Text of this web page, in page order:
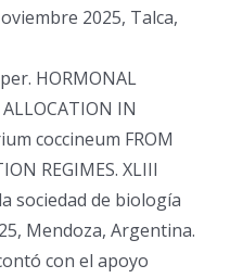
2025, Talca,
HORMONAL
IN
coccineum FROM
REGIMES. XLIII
sociedad de biología
Mendoza, Argentina.
con el apoyo